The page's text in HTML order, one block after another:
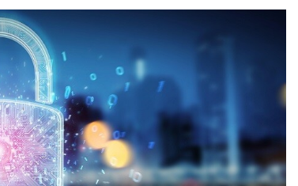
تطبيق سكن العقاري: ثورة
رقمية في عالم العقارات